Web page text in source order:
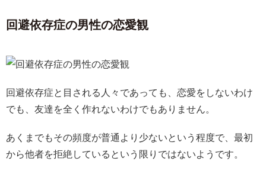
回避依存症の男性の恋愛観
回避依存症と目される人々であっても、恋愛をしないわけ
でも、友達を全く作れないわけでもありません。
あくまでもその頻度が普通より少ないという程度で、最初
から他者を拒絶しているという限りではないようです。